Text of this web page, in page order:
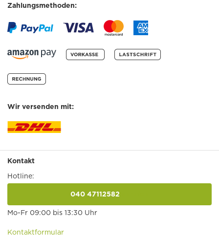
Zahlungsmethoden:
Wir versenden mit:
Kontakt
Hotline:
040 47112582
Mo-Fr 09:00 bis 13:30 Uhr
Kontaktformular